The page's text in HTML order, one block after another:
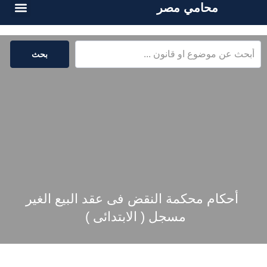
محامي مصر
بحث
أحكام محكمة النقض فى عقد البيع الغير
مسجل ( الابتدائى )